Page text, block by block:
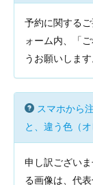
予約に関する
ォーム内、「
うお願いします
スマホから
と、違う色（
申し訳ござい
る画像は、代